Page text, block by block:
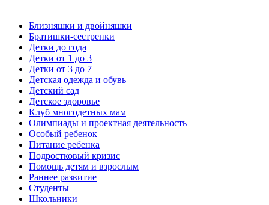
Близняшки и двойняшки
Братишки-сестренки
Детки до года
Детки от 1 до 3
Детки от 3 до 7
Детская одежда и обувь
Детский сад
Детское здоровье
Клуб многодетных мам
Олимпиады и проектная деятельность
Особый ребенок
Питание ребенка
Подростковый кризис
Помощь детям и взрослым
Раннее развитие
Студенты
Школьники